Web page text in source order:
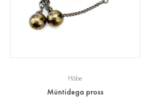
Hõbe
Müntidega pross